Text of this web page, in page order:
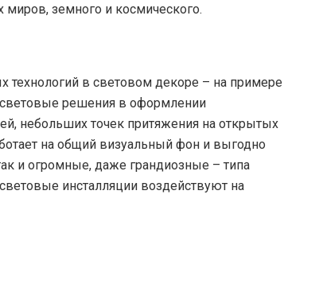
земного и космического.
технологий в световом декоре – на примере
решения в оформлении
небольших точек притяжения на открытых
на общий визуальный фон и выгодно
и огромные, даже грандиозные – типа
инсталляции воздействуют на